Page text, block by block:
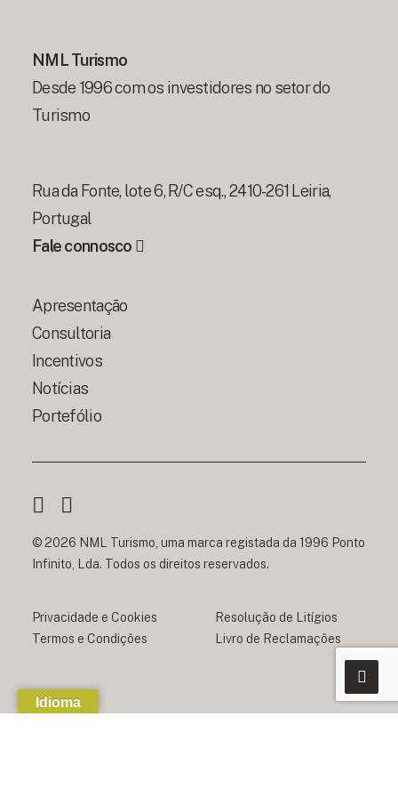
Apresentação
Consultoria
Incentivos
Notícias
Portefólio
NML Turismo
Desde 1996 com os investidores no setor do
Turismo
Rua da Fonte, lote 6, R/C esq., 2410-261 Leiria,
Portugal
Fale connosco
© 2026 NML Turismo, uma marca registada da 1996 Ponto
Infinito, Lda. Todos os direitos reservados.
Privacidade e Cookies
Termos e Condições
Resolução de Litígios
Livro de Reclamações
Idioma